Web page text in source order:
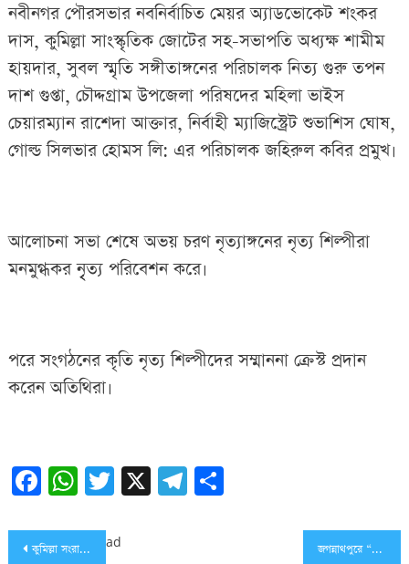
নবীনগর পৌরসভার নবনির্বাচিত মেয়র অ্যাডভোকেট শংকর
দাস, কুমিল্লা সাংস্কৃতিক জোটের সহ-সভাপতি অধ্যক্ষ শামীম
হায়দার, সুবল স্মৃতি সঙ্গীতাঙ্গনের পরিচালক নিত্য গুরু তপন
দাশ গুপ্তা, চৌদ্দগ্রাম উপজেলা পরিষদের মহিলা ভাইস
চেয়ারম্যান রাশেদা আক্তার, নির্বাহী ম্যাজিস্ট্রেট শুভাশিস ঘোষ,
গোল্ড সিলভার হোমস লি: এর পরিচালক জহিরুল কবির প্রমুখ৷
আলোচনা সভা শেষে অভয় চরণ নৃত্যাঙ্গনের নৃত্য শিল্পীরা
মনমুগ্ধকর নৃৃৃত্য পরিবেশন করে৷
পরে সংগঠনের কৃতি নৃত্য শিল্পীদের সম্মাননা ক্রেস্ট প্রদান
করেন অতিথিরা৷
Facebook
WhatsApp
Twitter
X Telegram
Share
Post
কুমিল্লা সংরাইশ শিশু পরিবারে শীতকালীন পিঠা উৎসব ও সাংস্কৃতিক অনুষ্ঠান জগন্নাথপুরে “এলইডি টিভি ব্যাডমিন্টন টুর্নামেন্ট” এর ফাইনাল ও পুরস্কার বিতরণী
ad